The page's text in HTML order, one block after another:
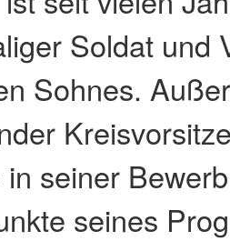
Soldat und
Sohnes.
seiner
seines